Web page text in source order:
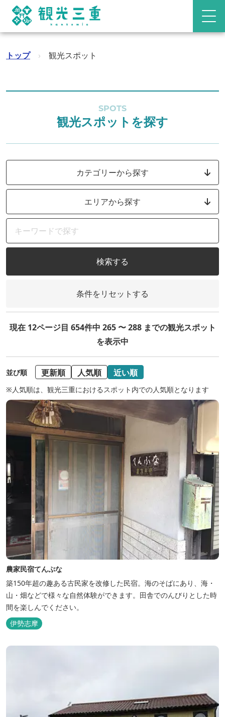
トップ › 観光スポット
SPOTS
観光スポットを探す
カテゴリーから探す
エリアから探す
検索する
条件をリセットする
現在 12ページ目 654件中 265 〜 288 までの観光スポット
を表示中
並び順 更新順 人気順 近い順
※人気順は、観光三重におけるスポット内での人気順となります
農家民宿てんぷな
築150年超の趣ある古民家を改修した民宿。海のそばにあり、海・
山・畑などで様々な自然体験ができます。田舎でのんびりとした時
間を楽しんでください。
伊勢志摩